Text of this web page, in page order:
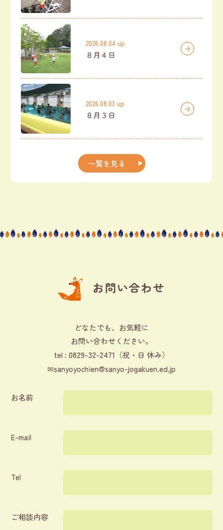
2026.08.04 up
８月４日
2026.08.03 up
８月３日
一覧を見る
お問い合わせ
どなたでも、お気軽に
お問い合わせください。
tel : 0829-32-2471 （祝・日 休み）
✉sanyoyochien@sanyo-jogakuen.ed.jp
お名前
E-mail
Tel
ご相談内容